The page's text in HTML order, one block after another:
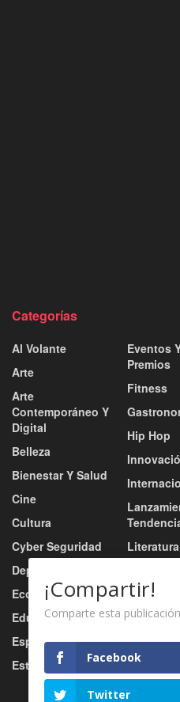
Categorías
Al Volante
Arte
Arte
Contemporáneo Y
Digital
Belleza
Bienestar Y Salud
Cine
Cultura
Cyber Seguridad
Deportes
Economía
Educación
Esports
Estilo De Vida
Eventos
Premios
Fitness
Hip Hop
Literatura
Música
Música
Nacional
Negocio
¡Compartir!
Comparte esta
Facebook
Twitter